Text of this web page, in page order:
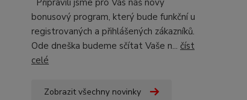
Připravili jsme pro Vás náš nový
bonusový program, který bude funkční u
registrovaných a přihlášených zákazníků.
Ode dneška budeme sčítat Vaše n... číst
celé
Zobrazit všechny novinky